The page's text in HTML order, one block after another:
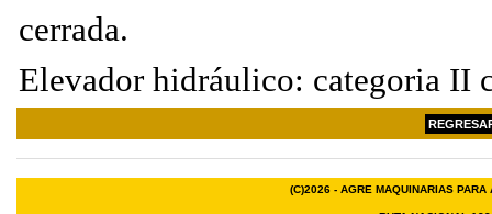
cerrada.
Elevador hidráulico: categoria II
(C)2026 - AGRE MAQUINARIAS